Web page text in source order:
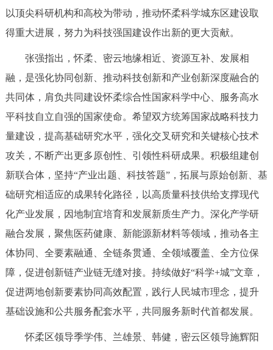
多语种
ENGLISH 한국어 日本語
DEUTSCH FRANÇAIS РУССКИЙ ЯЗЫК
العربية
回到顶部
以顶尖科研机构和高校为带动，推动怀柔科学城东区建设取
得重大进展，努力为科技强国建设作出新的更大贡献。
张强指出，怀柔、密云地缘相近、资源互补、发展相
融，是强化协同创新、推动科技创新和产业创新深度融合的
共同体，肩负共同建设怀柔综合性国家科学中心、服务高水
平科技自立自强的国家使命。希望双方统筹国家战略科技力
量建设，提高基础研究水平，强化交叉研究和关键核心技术
攻关，不断产出更多原创性、引领性科研成果。积极组建创
新联合体，坚持“产业出题、科技答题”，拓展与原始创新、基
础研究相适应的成果转化路径，以高质量科技供给支撑现代
化产业发展，因地制宜培育和发展新质生产力。深化产学研
融合发展，聚焦医药健康、新能源新材料等领域，推动各主
体协同、全要素融通、全链条贯通、全领域覆盖、全方位保
障，促进创新链产业链无缝对接。持续做好“科学+城”文章，
促进两地创新要素协同高效配置，践行人民城市理念，提升
基础设施和公共服务配套水平，共同服务新时代首都发展。
怀柔区领导季学伟、兰雄景、韩健，密云区领导施辉阳